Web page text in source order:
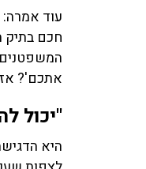
עוד
חכם בתיק
המשפטנים
אתכם'?
"יכול
היא